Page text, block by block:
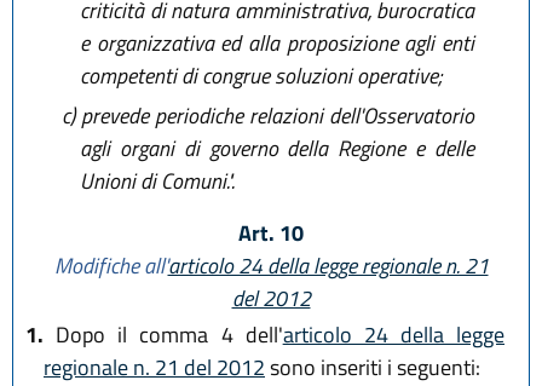
criticità di natura amministrativa, burocratica
e organizzativa ed alla proposizione agli enti
competenti di congrue soluzioni operative;
c)prevede periodiche relazioni dell'Osservatorio
agli organi di governo della Regione e delle
Unioni di Comuni.".
Art. 10
Modifiche all'articolo 24 della legge regionale n. 21
del 2012
1. Dopo il comma 4 dell'articolo 24 della legge
regionale n. 21 del 2012sono inseriti i seguenti: